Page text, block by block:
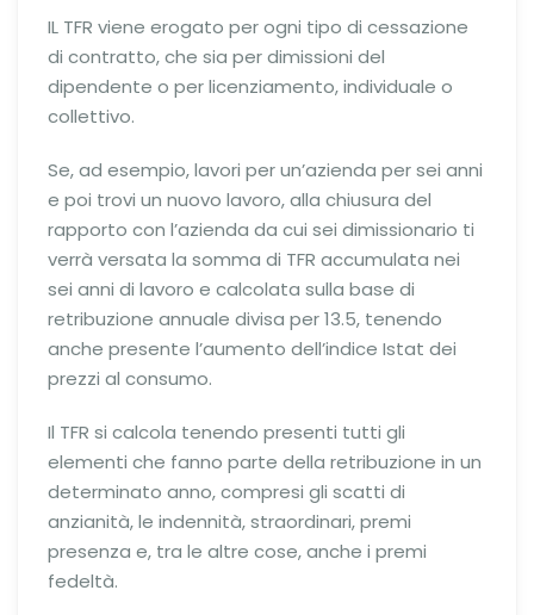
IL TFR viene erogato per ogni tipo di cessazione
di contratto, che sia per dimissioni del
dipendente o per licenziamento, individuale o
collettivo.
Se, ad esempio, lavori per un’azienda per sei anni
e poi trovi un nuovo lavoro, alla chiusura del
rapporto con l’azienda da cui sei dimissionario ti
verrà versata la somma di TFR accumulata nei
sei anni di lavoro e calcolata sulla base di
retribuzione annuale divisa per 13.5, tenendo
anche presente l’aumento dell’indice Istat dei
prezzi al consumo.
Il TFR si calcola tenendo presenti tutti gli
elementi che fanno parte della retribuzione in un
determinato anno, compresi gli scatti di
anzianità, le indennità, straordinari, premi
presenza e, tra le altre cose, anche i premi
fedeltà.